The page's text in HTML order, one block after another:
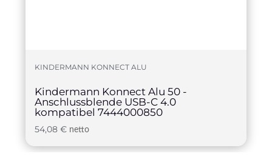
KINDERMANN KONNECT ALU
Kindermann Konnect Alu 50 -
Anschlussblende USB-C 4.0
kompatibel 7444000850
54,08€ netto